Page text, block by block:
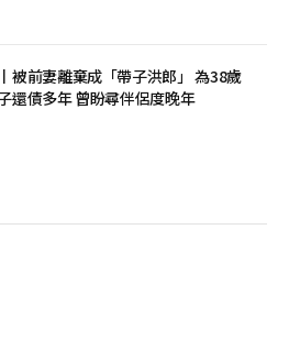
被前妻離棄成「帶子洪郎」 為38歲
還債多年 曾盼尋伴侶度晚年